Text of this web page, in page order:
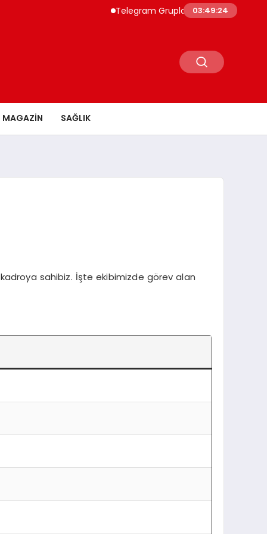
Telegram Grupları ile Doğru Topluluğa
03:49:24
MAGAZİN SAĞLIK
sahibiz. İşte ekibimizde görev alan